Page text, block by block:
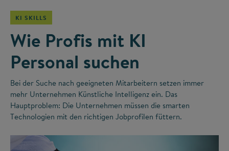
KI SKILLS
Wie Profis mit KI
Personal suchen
Bei der Suche nach geeigneten Mitarbeitern setzen immer
mehr Unternehmen Künstliche Intelligenz ein. Das
Hauptproblem: Die Unternehmen müssen die smarten
Technologien mit den richtigen Jobprofilen füttern.